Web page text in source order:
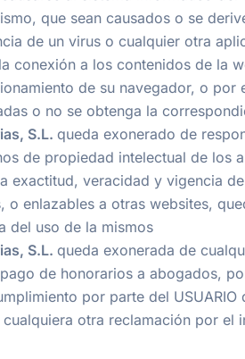
que sean causados o se
de un virus o cualquier otra
conexión a los contenidos de la
de su navegador, o
o no se obtenga la
S.L. queda exonerado de
de propiedad intelectual de los
exactitud, veracidad y vigencia
enlazables a otras websites,
del uso de la mismos
S.L. queda exonerada de
de honorarios a abogados,
por parte del USUARIO
otra reclamación por el